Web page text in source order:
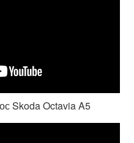
Skoda Octavia A5